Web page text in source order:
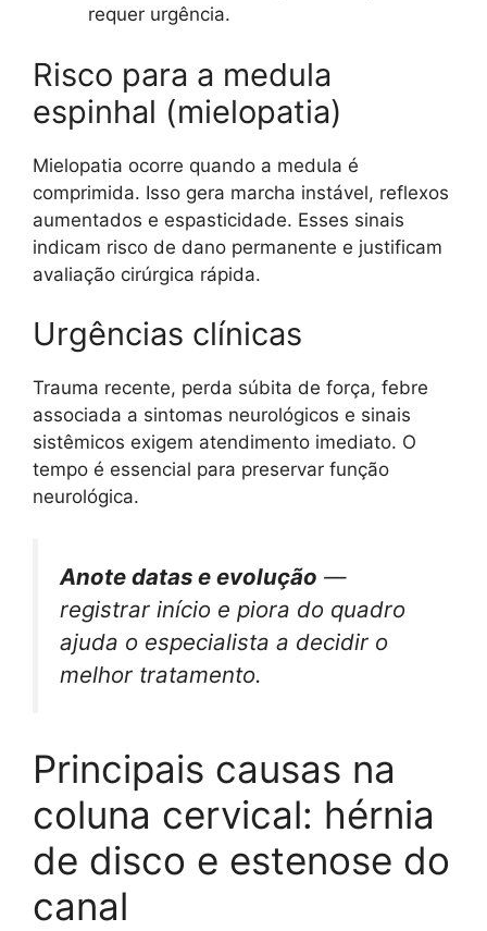
requer urgência.
Risco para a medula
espinhal (mielopatia)
Mielopatia ocorre quando a medula é
comprimida. Isso gera marcha instável, reflexos
aumentados e espasticidade. Esses sinais
indicam risco de dano permanente e justificam
avaliação cirúrgica rápida.
Urgências clínicas
Trauma recente, perda súbita de força, febre
associada a sintomas neurológicos e sinais
sistêmicos exigem atendimento imediato. O
tempo é essencial para preservar função
neurológica.
Anote datas e evolução —
registrar início e piora do quadro
ajuda o especialista a decidir o
melhor tratamento.
Principais causas na
coluna cervical: hérnia
de disco e estenose do
canal